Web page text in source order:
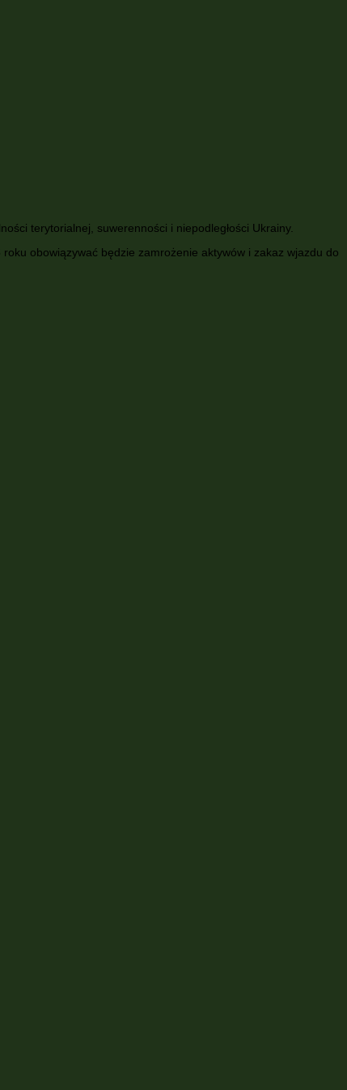
terytorialnej, suwerenności i niepodległości Ukrainy.
obowiązywać będzie zamrożenie aktywów i zakaz wjazdu do